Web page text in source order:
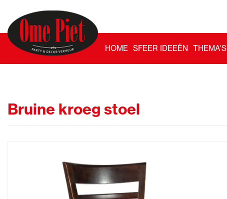
HOME SFEER IDEEËN THEMA'S
Bruine kroeg stoel